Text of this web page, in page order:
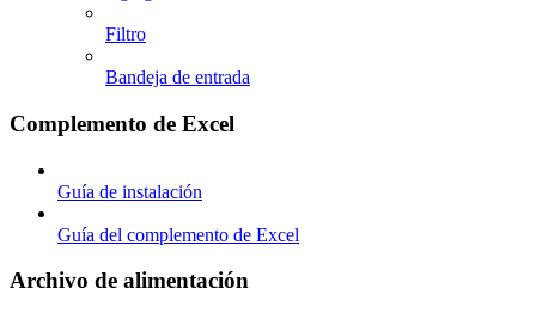
Filtro
Bandeja de entrada
Complemento de Excel
Guía de instalación
Guía del complemento de Excel
Archivo de alimentación